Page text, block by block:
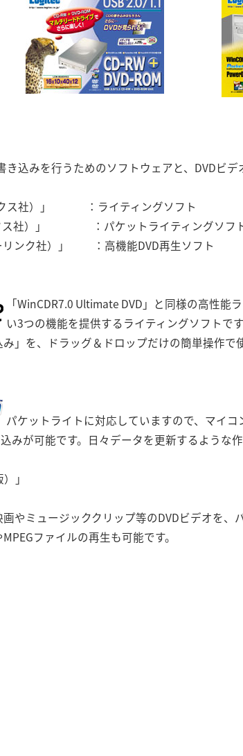
き込みを行うためのソフトウェアと、DVDビ
クス社）」 ：ライティングソフト
クス社）」 ：パケットライティングソフ
リンク社）」 ：高機能DVD再生ソフト
「WinCDR7.0 Ultimate DVD」と同様の高性
い3つの機能を提供するライティングソフトで
」を、ドラッグ＆ドロップだけの簡単操作で
パケットライトに対応していますので、マイ
みが可能です。日々データを更新するような作
」
画やミュージッククリップ等のDVDビデオを
MPEGファイルの再生も可能です。